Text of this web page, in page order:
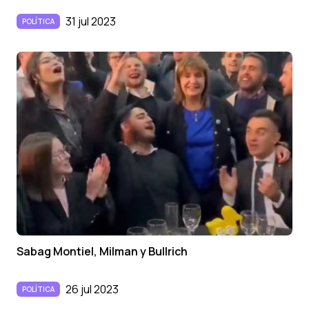
POLÍTICA 31 jul 2023
Sabag Montiel, Milman y Bullrich
POLÍTICA 26 jul 2023